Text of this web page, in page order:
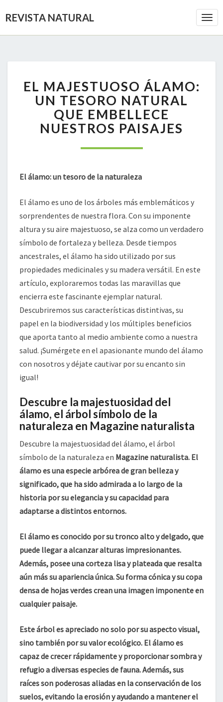
REVISTA NATURAL
MAJESTUOSO
ÁLAMO:
UN
TESORO
NATURAL
EMBELLECE
PAISAJES
EL MAJESTUOSO ÁLAMO:
UN TESORO NATURAL
QUE EMBELLECE
NUESTROS PAISAJES
El álamo: un tesoro de la naturaleza
El álamo es uno de los árboles más emblemáticos y
sorprendentes de nuestra flora. Con su imponente
altura y su aire majestuoso, se alza como un verdadero
símbolo de fortaleza y belleza. Desde tiempos
ancestrales, el álamo ha sido utilizado por sus
propiedades medicinales y su madera versátil. En este
artículo, exploraremos todas las maravillas que
encierra este fascinante ejemplar natural.
Descubriremos sus características distintivas, su
papel en la biodiversidad y los múltiples beneficios
que aporta tanto al medio ambiente como a nuestra
salud. ¡Sumérgete en el apasionante mundo del álamo
con nosotros y déjate cautivar por su encanto sin
igual!
Descubre la majestuosidad del
álamo, el árbol símbolo de la
naturaleza en Magazine naturalista
Descubre la majestuosidad del álamo, el árbol
símbolo de la naturaleza en Magazine naturalista. El
álamo es una especie arbórea de gran belleza y
significado, que ha sido admirada a lo largo de la
historia por su elegancia y su capacidad para
adaptarse a distintos entornos.
El álamoes conocido por su tronco alto y delgado, que
puede llegar a alcanzar alturas impresionantes.
Además, posee una corteza lisa y plateada que resalta
aún más su apariencia única. Su forma cónica y su copa
densa de hojas verdes crean una imagen imponente en
cualquier paisaje.
Este árboles apreciado no solo por su aspecto visual,
sino también por su valor ecológico. El álamo es
capaz de crecer rápidamente y proporcionar sombra y
refugio a diversas especies de fauna. Además, sus
raíces son poderosas aliadas en la conservación de los
suelos, evitando la erosión y ayudando a mantener el